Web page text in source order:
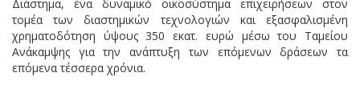
Διάστημα, ένα δυναμικό οικοσύστημα επιχειρήσεων στον
τομέα των διαστημικών τεχνολογιών και εξασφαλισμένη
χρηματοδότηση ύψους 350 εκατ. ευρώ μέσω του Ταμείου
Ανάκαμψης για την ανάπτυξη των επόμενων δράσεων τα
επόμενα τέσσερα χρόνια.